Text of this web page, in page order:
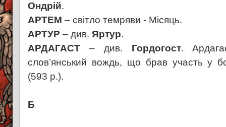
Ондрій.
АРТЕМ – світло темряви - Місяць.
АРТУР – див. Яртур.
АРДАГАСТ – див. Гордогост.
слов’янський вождь, що брав участь у
(593 р.).
Б